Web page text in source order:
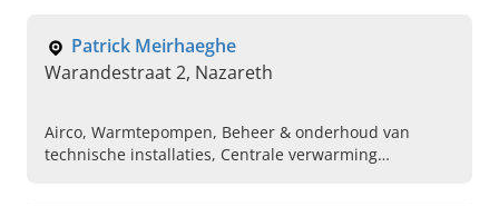
Patrick Meirhaeghe
Warandestraat 2, Nazareth
Airco, Warmtepompen, Beheer & onderhoud van
technische installaties, Centrale verwarming